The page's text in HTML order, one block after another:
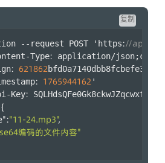
复制
--request POST 'https://
Type: application/
: 621862
: 1765944162'
Key:
{
:"11-24.mp3",
编码的文件内容"